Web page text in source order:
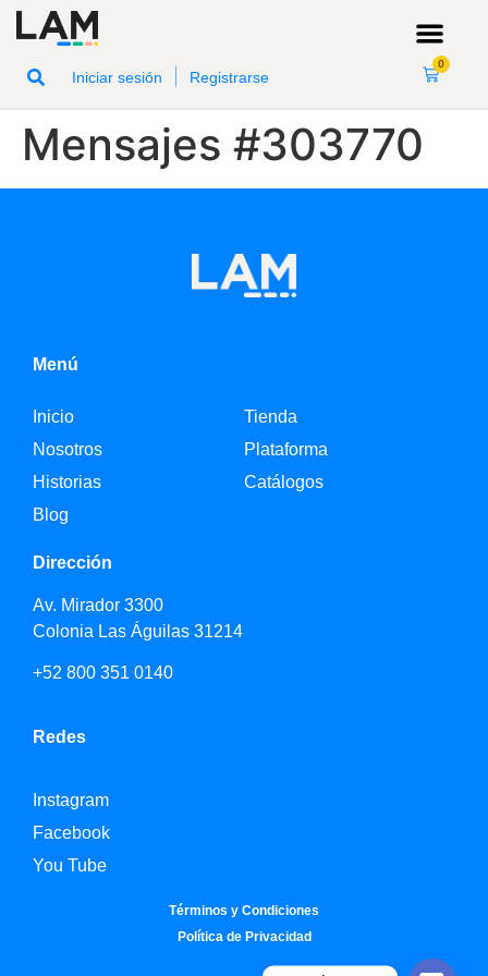
Iniciar sesión Registrarse
0
Mensajes #303770
Menú
Inicio
Nosotros
Historias
Blog
Tienda
Plataforma
Catálogos
Dirección
Av. Mirador 3300
Colonia Las Águilas 31214
+52 800 351 0140
Redes
Instagram
Facebook
You Tube
Términos y Condiciones
Política de Privacidad